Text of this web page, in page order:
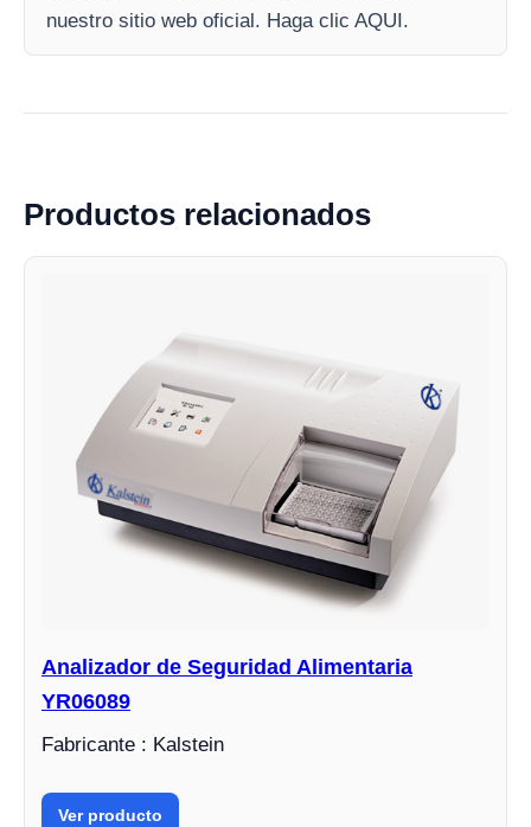
nuestro sitio web oficial. Haga clic AQUI.
Productos relacionados
Analizador de Seguridad Alimentaria
YR06089
Fabricante : Kalstein
Ver producto